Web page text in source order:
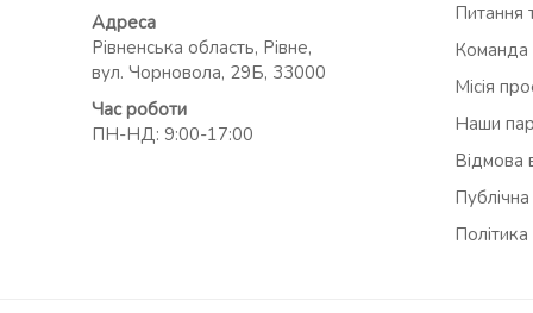
Адреса
Рівненська область, Рівне,
вул. Чорновола, 29Б, 33000
Час роботи
ПН-НД: 9:00-17:00
Питання
Команда
Місія
Наши
Відмова